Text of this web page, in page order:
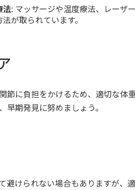
法: マッサージや温度療法、レーザ
が取られています。
節に負担をかけるため、適切な体
早期発見に努めましょう。
避けられない場合もありますが、